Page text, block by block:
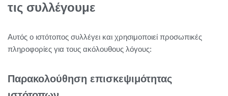
τις συλλέγουμε
Αυτός ο ιστότοπος συλλέγει και χρησιμοποιεί προσωπικές
πληροφορίες για τους ακόλουθους λόγους:
Παρακολούθηση επισκεψιμότητας